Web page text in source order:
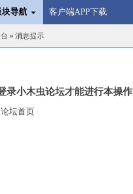
块导航 客户端APP下载
» 消息提示
录小木虫论坛才能进行本操作
坛首页